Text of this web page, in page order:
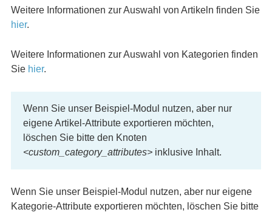
Weitere Informationen zur Auswahl von Artikeln finden Sie
hier.
Weitere Informationen zur Auswahl von Kategorien finden
Sie hier.
Wenn Sie unser Beispiel-Modul nutzen, aber nur
eigene Artikel-Attribute exportieren möchten,
löschen Sie bitte den Knoten
<custom_category_attributes>inklusive Inhalt.
Wenn Sie unser Beispiel-Modul nutzen, aber nur eigene
Kategorie-Attribute exportieren möchten, löschen Sie bitte